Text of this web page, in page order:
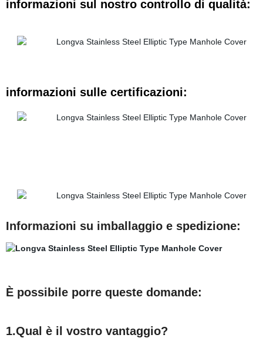
informazioni sul nostro controllo di qualità:
informazioni sulle certificazioni:
Informazioni su imballaggio e spedizione:
È possibile porre queste domande:
1.Qual è il vostro vantaggio?